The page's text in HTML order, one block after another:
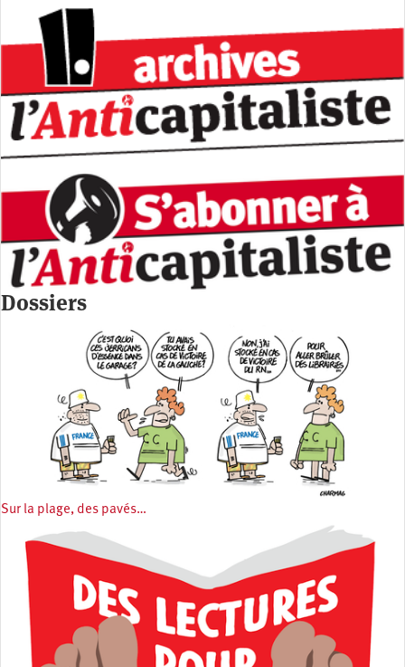
Dossiers
Sur la plage, des pavés…